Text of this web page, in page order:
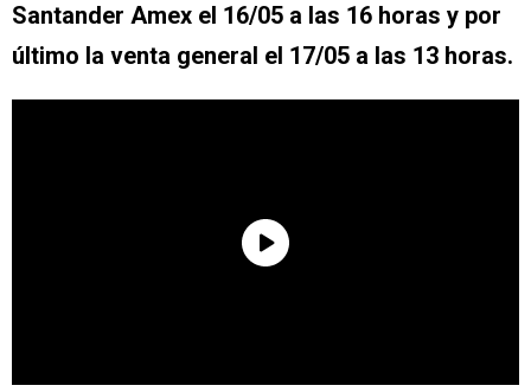
Santander Amex el 16/05 a las 16 horas y por
último la venta general el 17/05 a las 13 horas.